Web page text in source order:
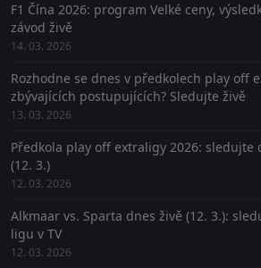
F1 Čína 2026: program Velké ceny,
závod živě
14. 03. 2026
Rozhodne se dnes v předkolech play off
zbývajících postupujících? Sledujte živě
13. 03. 2026
Předkola play off extraligy 2026: sledujte
(12. 3.)
12. 03. 2026
Alkmaar vs. Sparta dnes živě (12. 3.):
ligu v TV
12. 03. 2026